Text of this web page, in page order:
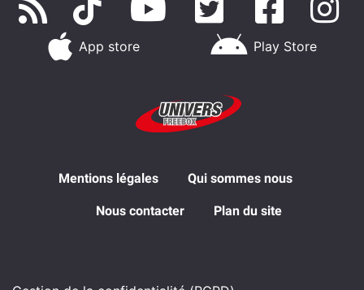
App store Play Store
Mentions légales Qui sommes nous
Nous contacter Plan du site